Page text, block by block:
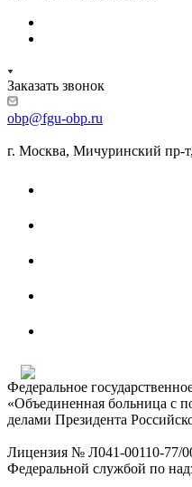
Заказать звонок
obp@fgu-obp.ru
г. Москва, Мичуринский пр-
Федеральное
«Объединенная больница с
делами Президента
Лицензия № Л041-00110-77/
Федеральной службой по